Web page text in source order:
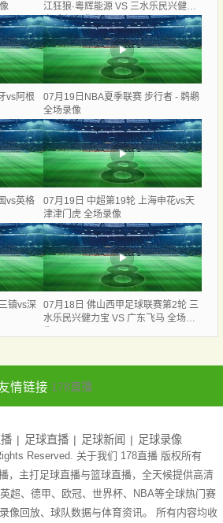
江狂狼·粵辉能源 VS 三水乐民兴健力
宝 全场录像
vs阿根
07月19日NBA夏季联赛 步行者 - 鹈鹕
全场录像
vs英格
07月19日 中超第19轮 上海申花vs天
津津门虎 全场录像
镇vs深
07月18日 佛山西甲足球联赛第2轮 三
水乐民兴健力宝 VS 广东飞马 全场录
情链接 178直播
足球直播 足球新闻 足球录像
Reserved. 关于我们 178直播 版权所有
，主打足球直播与篮球直播，全天候提供高清
超、德甲、欧冠、世界杯、NBA等全球热门赛
像回放、球队数据与体育资讯。 所有内容均收